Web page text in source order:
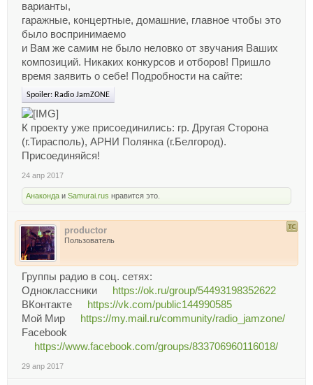
варианты,
гаражные, концертные, домашние, главное чтобы это
было воспринимаемо
и Вам же самим не было неловко от звучания Ваших
композиций. Никаких конкурсов и отборов! Пришло
время заявить о себе! Подробности на сайте:
Spoiler: Radio JamZONE
К проекту уже присоединились: гр. Другая Сторона
(г.Тирасполь), АРНИ Полянка (г.Белгород).
Присоединяйся!
24 апр 2017
Анаконда и Samurai.rus нравится это.
productor
Пользователь
Группы радио в соц. сетях:
Одноклассники
https://ok.ru/group/54493198352622
ВКонтакте
https://vk.com/public144990585
Мой Мир
https://my.mail.ru/community/radio_jamzone/
Facebook
https://www.facebook.com/groups/833706960116018/
29 апр 2017